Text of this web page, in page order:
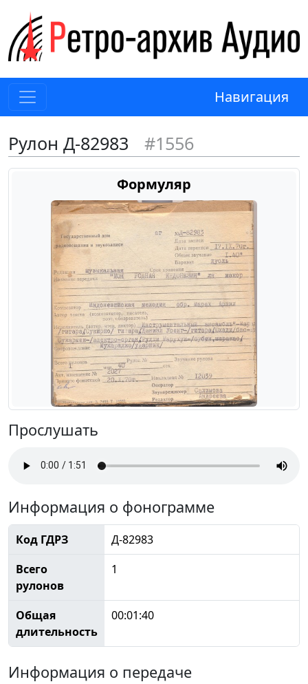
Навигация
Рулон Д-82983 #1556
Формуляр
Прослушать
Информация о фонограмме
Код ГДРЗ
Д-82983
Всего
рулонов
1
Общая
длительность
00:01:40
Информация о передаче